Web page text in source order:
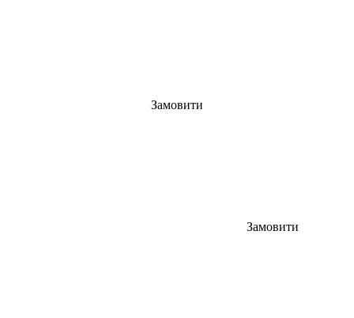
Замовити
Замовити